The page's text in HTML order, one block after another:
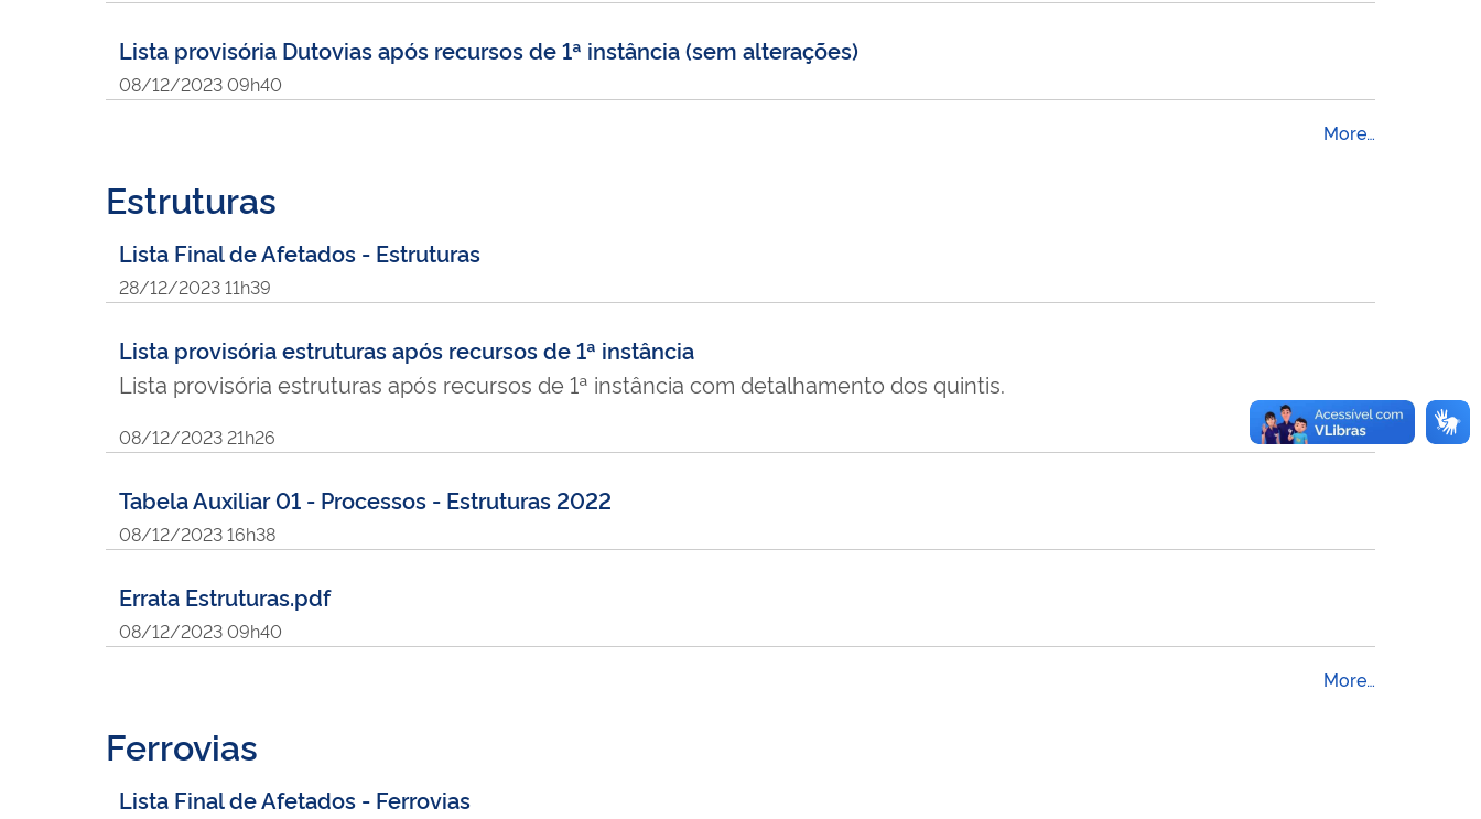
Lista provisória Dutovias após recursos de 1ª instância (sem alterações)
08/12/2023 09h40
More…
Estruturas
Lista Final de Afetados - Estruturas
28/12/2023 11h39
Lista provisória estruturas após recursos de 1ª instância
Lista provisória estruturas após recursos de 1ª instância com detalhamento dos quintis.
08/12/2023 21h26
Tabela Auxiliar 01 - Processos - Estruturas 2022
08/12/2023 16h38
Errata Estruturas.pdf
08/12/2023 09h40
More…
Ferrovias
Lista Final de Afetados - Ferrovias